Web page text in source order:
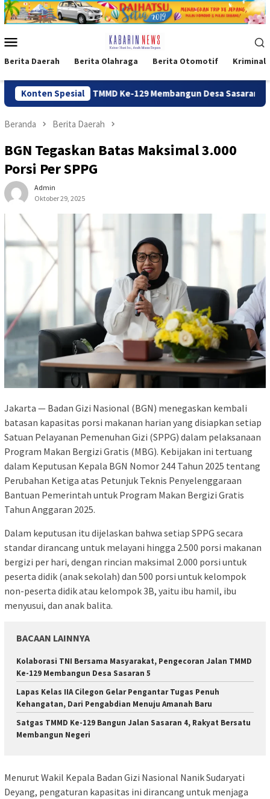
Loncat
ke
Mobile
Berita Daerah Berita Olahraga Berita Otomotif Kriminal
Konten Spesial
TMMD Ke-129 Membangun Desa Sasaran 5 Pos
Beranda Berita Daerah
BGN Tegaskan Batas Maksimal 3.000
Porsi Per SPPG
Admin
Oktober 29, 2025
Jakarta — Badan Gizi Nasional (BGN) menegaskan kembali
batasan kapasitas porsi makanan harian yang disiapkan setiap
Satuan Pelayanan Pemenuhan Gizi (SPPG) dalam pelaksanaan
Program Makan Bergizi Gratis (MBG). Kebijakan ini tertuang
dalam Keputusan Kepala BGN Nomor 244 Tahun 2025 tentang
Perubahan Ketiga atas Petunjuk Teknis Penyelenggaraan
Bantuan Pemerintah untuk Program Makan Bergizi Gratis
Tahun Anggaran 2025.
Dalam keputusan itu dijelaskan bahwa setiap SPPG secara
standar dirancang untuk melayani hingga 2.500 porsi makanan
bergizi per hari, dengan rincian maksimal 2.000 porsi untuk
peserta didik (anak sekolah) dan 500 porsi untuk kelompok
non-peserta didik atau kelompok 3B, yaitu ibu hamil, ibu
menyusui, dan anak balita.
BACAAN LAINNYA
Kolaborasi TNI Bersama Masyarakat, Pengecoran Jalan TMMD
Ke-129 Membangun Desa Sasaran 5
Lapas Kelas IIA Cilegon Gelar Pengantar Tugas Penuh
Kehangatan, Dari Pengabdian Menuju Amanah Baru
Satgas TMMD Ke-129 Bangun Jalan Sasaran 4, Rakyat Bersatu
Membangun Negeri
Menurut Wakil Kepala Badan Gizi Nasional Nanik Sudaryati
Deyang, pengaturan kapasitas ini dirancang untuk menjaga